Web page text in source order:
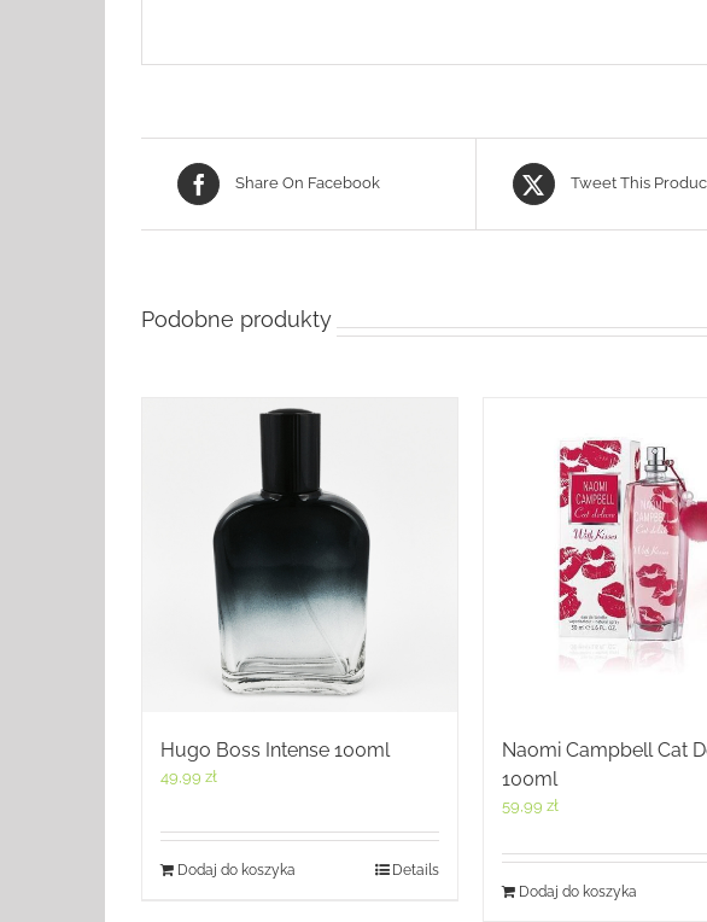
Share On Facebook Tweet This
Podobne produkty
Hugo Boss Intense 100ml
49,99 zł
Dodaj do koszyka Details
Naomi Campbell Cat
100ml
59,99 zł
Dodaj do koszyka